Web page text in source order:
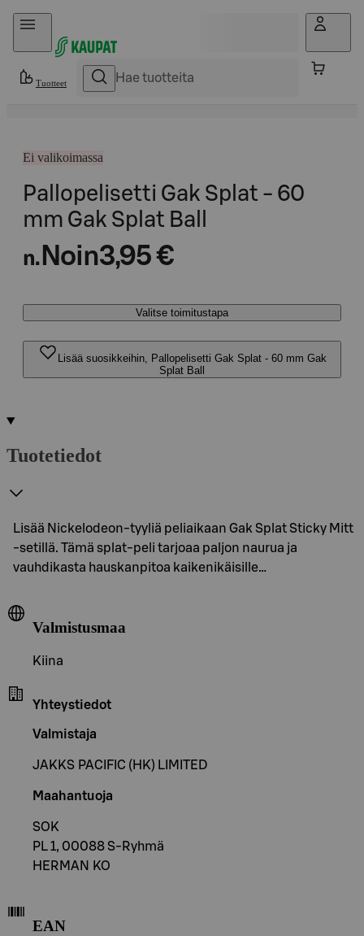
Hyppää sisältöön
Tuotteet
Ei valikoimassa
Pallopelisetti Gak Splat - 60
mm Gak Splat Ball
n. Noin3,95 €
Valitse toimitustapa
Lisää suosikkeihin, Pallopelisetti Gak Splat - 60 mm Gak
Splat Ball
Tuotetiedot
Lisää Nickelodeon-tyyliä peliaikaan Gak Splat Sticky Mitt
-setillä. Tämä splat-peli tarjoaa paljon naurua ja
vauhdikasta hauskanpitoa kaikenikäisille…
Valmistusmaa
Kiina
Yhteystiedot
Valmistaja
JAKKS PACIFIC (HK) LIMITED
Maahantuoja
SOK
PL 1, 00088 S-Ryhmä
HERMAN KO
EAN